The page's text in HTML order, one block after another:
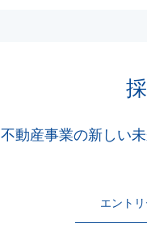
不動産事業の新しい
エントリ